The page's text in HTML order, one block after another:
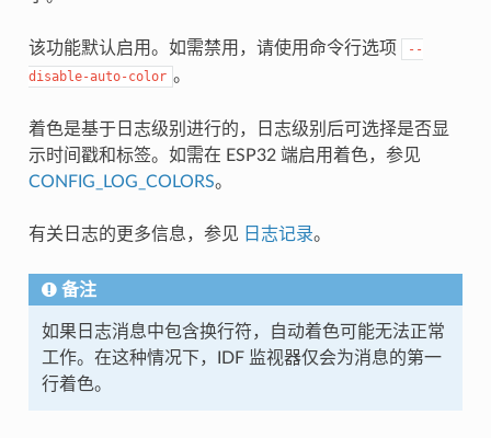
该功能默认启用。如需禁用，请使用命令行选项
--
disable-auto-color 。
着色是基于日志级别进行的，日志级别后可选择是否显
示时间戳和标签。如需在 ESP32 端启用着色，参见
CONFIG_LOG_COLORS。
有关日志的更多信息，参见 日志记录。
备注
如果日志消息中包含换行符，自动着色可能无法正常
工作。在这种情况下，IDF 监视器仅会为消息的第一
行着色。